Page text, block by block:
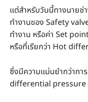
แต่สำหรับวันนี้ทางนายช่
ทำงานของ Safety
ทำงาน หรือค่า Set
หรือที่เรียกว่า Hot
ซึ่งมีความแม่นยำกว่าก
differential pressure